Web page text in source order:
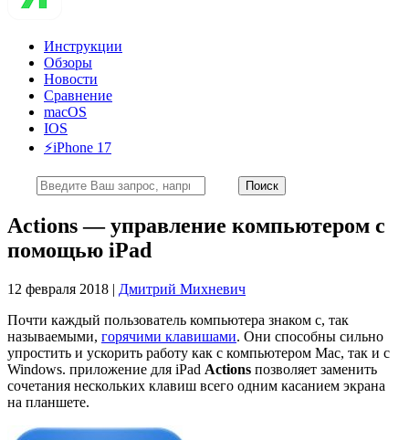
Инструкции
Обзоры
Новости
Сравнение
macOS
IOS
⚡️iPhone 17
Actions — управление компьютером с
помощью iPad
12 февраля 2018 | Дмитрий Михневич
Почти каждый пользователь компьютера знаком с, так
называемыми, горячими клавишами. Они способны сильно
упростить и ускорить работу как с компьютером Mac, так и с
Windows. приложение для iPad Actions позволяет заменить
сочетания нескольких клавиш всего одним касанием экрана
на планшете.